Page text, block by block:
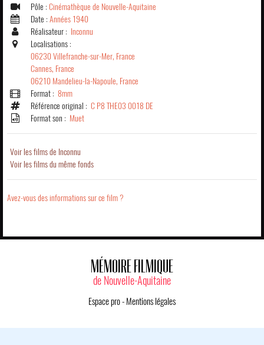
Pôle : Cinémathèque de Nouvelle-Aquitaine
Date : Années 1940
Réalisateur : Inconnu
Localisations :
06230 Villefranche-sur-Mer, France
Cannes, France
06210 Mandelieu-la-Napoule, France
Format : 8mm
Référence original : C P8 THE03 0018 DE
Format son : Muet
Voir les films de Inconnu
Voir les films du même fonds
Avez-vous des informations sur ce film ?
MÉMOIRE FILMIQUE
de Nouvelle-Aquitaine
Espace pro- Mentions légales